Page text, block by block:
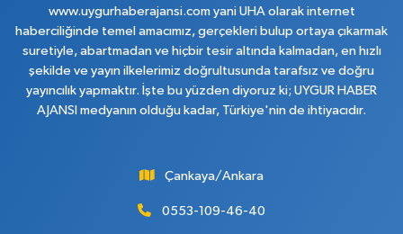
www.uygurhaberajansi.com yani UHA olarak internet
haberciliğinde temel amacımız, gerçekleri bulup ortaya çıkarmak
suretiyle, abartmadan ve hiçbir tesir altında kalmadan, en hızlı
şekilde ve yayın ilkelerimiz doğrultusunda tarafsız ve doğru
yayıncılık yapmaktır. İşte bu yüzden diyoruz ki; UYGUR HABER
AJANSI medyanın olduğu kadar, Türkiye'nin de ihtiyacıdır.
Çankaya/Ankara
0553-109-46-40